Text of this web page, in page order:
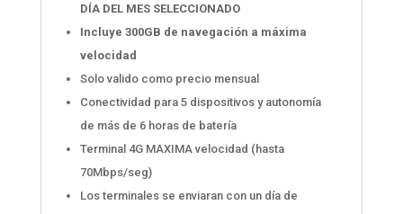
DÍA DEL MES SELECCIONADO
Incluye 300GB de navegación a máxima
velocidad
Solo valido como precio mensual
Conectividad para 5 dispositivos y autonomía
de más de 6 horas de batería
Terminal 4G MAXIMA velocidad (hasta
70Mbps/seg)
Los terminales se enviaran con un día de